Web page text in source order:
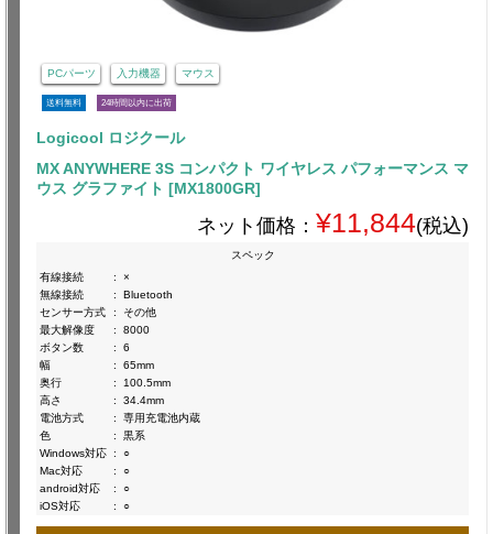
PCパーツ 入力機器 マウス
送料無料 24時間以内に出荷
Logicool ロジクール
MX ANYWHERE 3S コンパクト ワイヤレス パフォーマンス マ
ウス グラファイト [MX1800GR]
ネット価格： ¥11,844(税込)
スペック
有線接続
:
×
無線接続
:
Bluetooth
センサー方式
:
その他
最大解像度
:
8000
ボタン数
:
6
幅
:
65mm
奥行
:
100.5mm
高さ
:
34.4mm
電池方式
:
専用充電池内蔵
色
:
黒系
Windows対応 :
○
Mac対応
:
○
android対応
:
○
iOS対応
: ○